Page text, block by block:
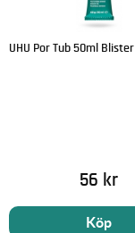
UHU Por Tub 50ml Blister
56 kr
Köp